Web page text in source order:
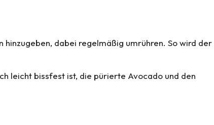
hinzugeben, dabei regelmäßig umrühren. So wird der
leicht bissfest ist, die pürierte Avocado und den